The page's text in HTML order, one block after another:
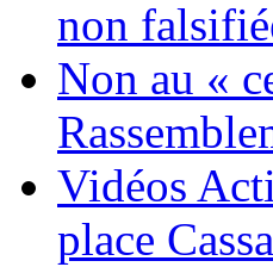
non
Non au «
Vidéos
place